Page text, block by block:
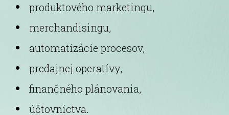
produktového marketingu,
merchandisingu,
automatizácie procesov,
predajnej operatívy,
finančného plánovania,
účtovníctva.